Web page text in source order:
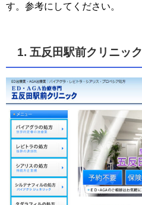
す。参考にしてください。
1. 五反田駅前クリニック